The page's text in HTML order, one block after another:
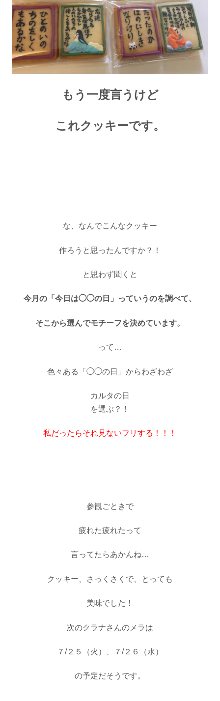
もう一度言うけど
これクッキーです。
な、なんでこんなクッキー
作ろうと思ったんですか？！
と思わず聞くと
今月の「今日は◯◯の日」っていうのを調べて、
そこから選んでモチーフを決めています。
って…
色々ある「◯◯の日」からわざわざ
カルタの日
を選ぶ？！
私だったらそれ見ないフリする！！！
参観ごときで
疲れた疲れたって
言ってたらあかんね…
クッキー、さっくさくで、とっても
美味でした！
次のクラナさんのメラは
７/２５（火）、７/２６（水）
の予定だそうです。